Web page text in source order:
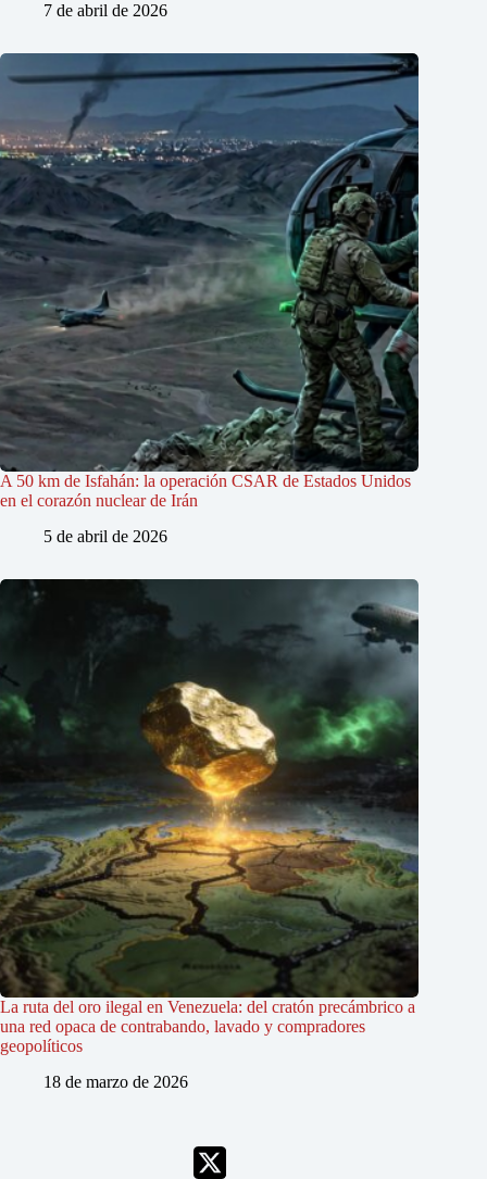
7 de abril de 2026
A 50 km de Isfahán: la operación CSAR de Estados Unidos
en el corazón nuclear de Irán
5 de abril de 2026
La ruta del oro ilegal en Venezuela: del cratón precámbrico a
una red opaca de contrabando, lavado y compradores
geopolíticos
18 de marzo de 2026